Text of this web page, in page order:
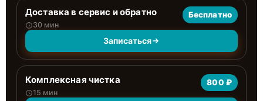
Доставка в сервис и обратно
30 мин
Бесплатно
Записаться
Комплексная чистка
15 мин
800 ₽